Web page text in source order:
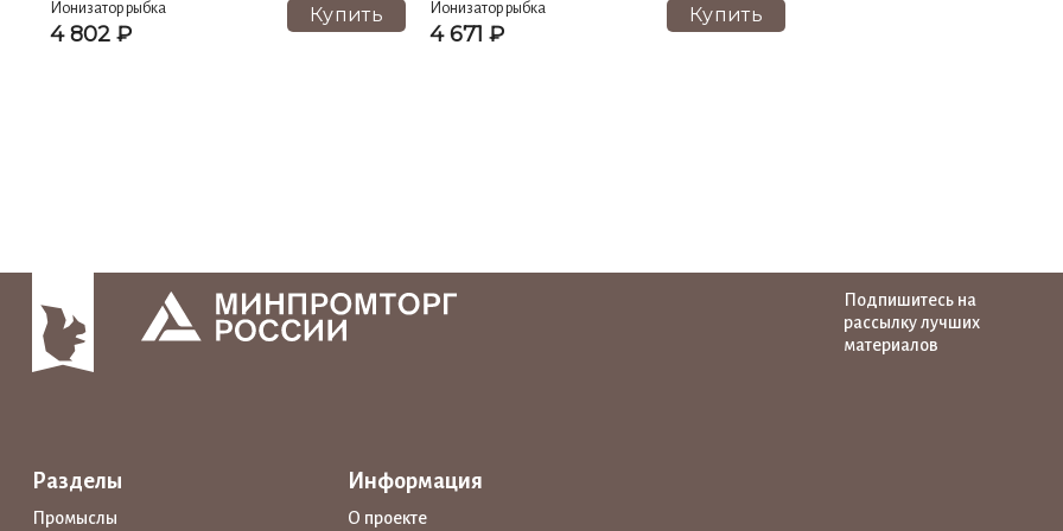
Ионизатор рыбка
4 802 ₽
Купить Ионизатор рыбка
4 671 ₽
Купить
Подпишитесь на
рассылку лучших
материалов
Разделы
Промыслы
Информация
О проекте